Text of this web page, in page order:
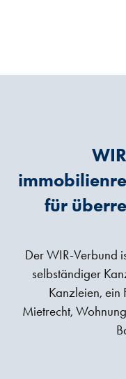
für
Der WIR-Verbund
selbständiger
Kanzleien, ein
Mietrecht,